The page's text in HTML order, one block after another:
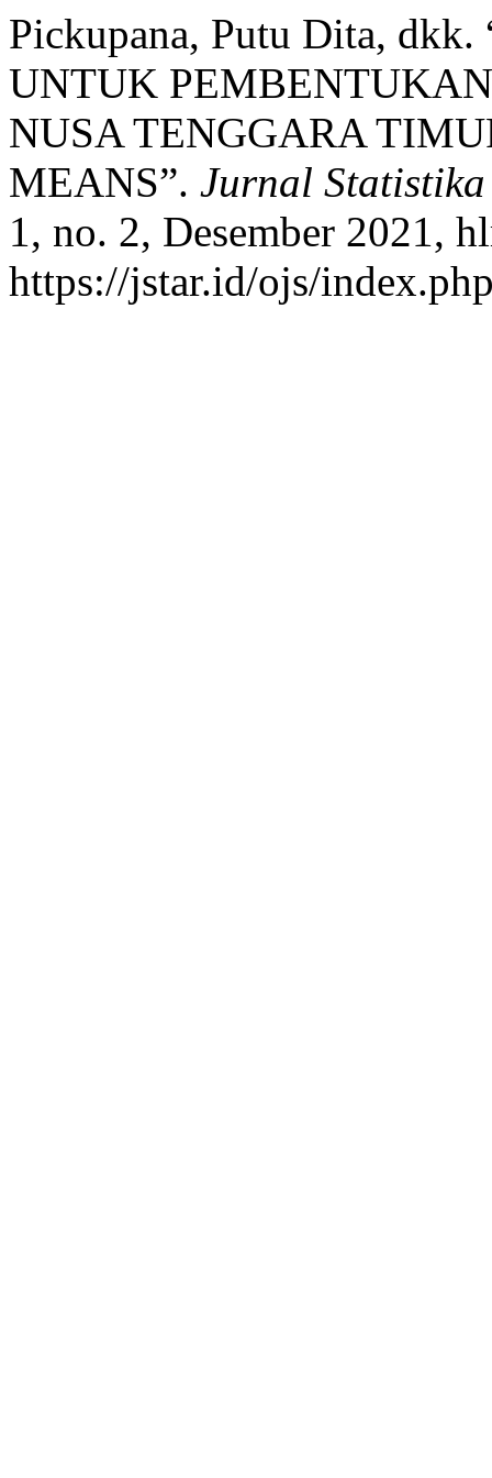
Pickupana, Putu Dita,
UNTUK
NUSA TENGGARA
MEANS”. Jurnal
1, no. 2, Desember 2021,
https://jstar.id/ojs/